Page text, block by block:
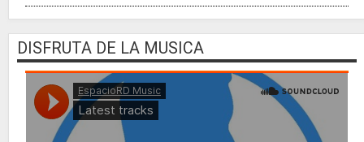
DISFRUTA DE LA MUSICA